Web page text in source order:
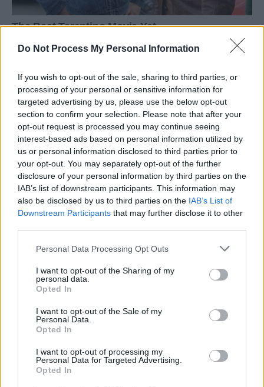
Do Not Process My Personal Information
If you wish to opt-out of the sale, sharing to third parties, or
processing of your personal or sensitive information for
targeted advertising by us, please use the below opt-out
section to confirm your selection. Please note that after your
opt-out request is processed you may continue seeing
interest-based ads based on personal information utilized by
us or personal information disclosed to third parties prior to
your opt-out. You may separately opt-out of the further
disclosure of your personal information by third parties on the
IAB’s list of downstream participants. This information may
also be disclosed by us to third parties on the IAB’s List of
Downstream Participants that may further disclose it to other
Personal Data Processing Opt Outs
I want to opt-out of the Sharing of my
personal data.
Opted In
I want to opt-out of the Sale of my
Personal Data.
Opted In
I want to opt-out of processing my
Personal Data for Targeted Advertising.
Opted In